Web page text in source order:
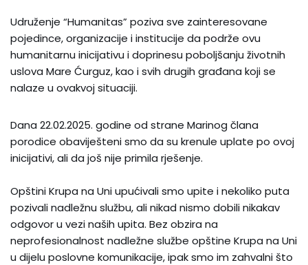
Udruženje “Humanitas” poziva sve zainteresovane
pojedince, organizacije i institucije da podrže ovu
humanitarnu inicijativu i doprinesu poboljšanju životnih
uslova Mare Ćurguz, kao i svih drugih građana koji se
nalaze u ovakvoj situaciji.
Dana 22.02.2025. godine od strane Marinog člana
porodice obaviješteni smo da su krenule uplate po ovoj
inicijativi, ali da još nije primila rješenje.
Opštini Krupa na Uni upućivali smo upite i nekoliko puta
pozivali nadležnu službu, ali nikad nismo dobili nikakav
odgovor u vezi naših upita. Bez obzira na
neprofesionalnost nadležne službe opštine Krupa na Uni
u dijelu poslovne komunikacije, ipak smo im zahvalni što